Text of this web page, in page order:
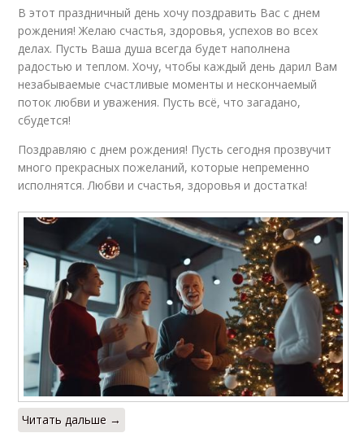
В этот праздничный день хочу поздравить Вас с днем
рождения! Желаю счастья, здоровья, успехов во всех
делах. Пусть Ваша душа всегда будет наполнена
радостью и теплом. Хочу, чтобы каждый день дарил Вам
незабываемые счастливые моменты и нескончаемый
поток любви и уважения. Пусть всё, что загадано,
сбудется!
Поздравляю с днем рождения! Пусть сегодня прозвучит
много прекрасных пожеланий, которые непременно
исполнятся. Любви и счастья, здоровья и достатка!
Читать дальше →